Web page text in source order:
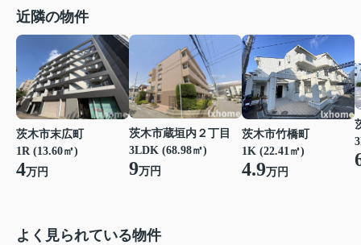
近隣の物件
茨木市末広町
1R (13.60㎡)
4万円
茨木市蔵垣内２丁目
3LDK (68.98㎡)
9万円
茨木市竹橋町
1K (22.41㎡)
4.9万円
よく見られている物件